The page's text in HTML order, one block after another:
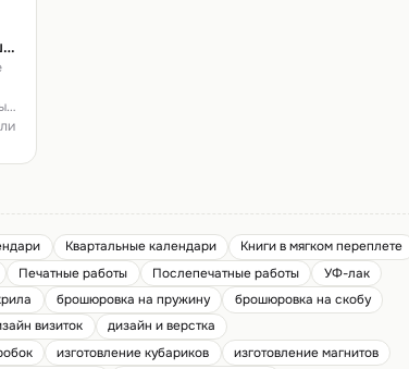
Квартальные календари
Книги в мягком переплете
Печатные работы Послепечатные работы
УФ-лак
брошюровка на пружину
брошюровка на скобу
визиток
дизайн и верстка
изготовление кубариков
изготовление магнитов